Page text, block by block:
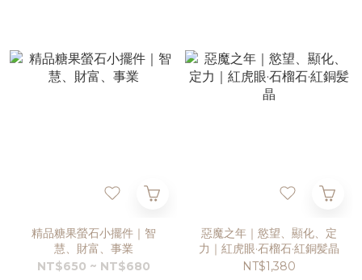
精品糖果螢石小擺件｜智
慧、財富、事業
NT$650 ~ NT$680
惡魔之年｜慾望、顯化、定
力｜紅虎眼·石榴石·紅銅髪晶
NT$1,380